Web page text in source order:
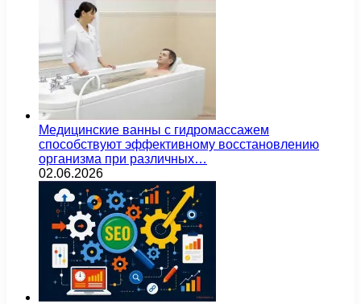
Медицинские ванны с гидромассажем
способствуют эффективному восстановлению
организма при различных…
02.06.2026